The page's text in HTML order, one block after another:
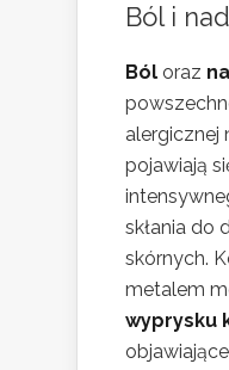
Ból i
Ból oraz
alergicznej
pojawiają
skłania do
skórnych.
metalem
wyprysku